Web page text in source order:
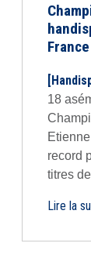
18
record
titres
Lire la